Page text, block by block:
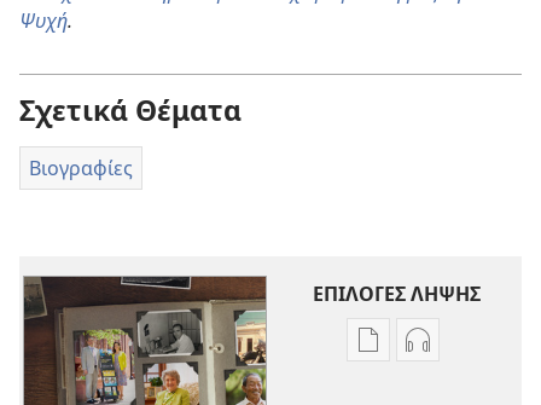
Ψυχή.
Σχετικά Θέματα
Βιογραφίες
ΕΠΙΛΟΓΕΣ ΛΗΨΗΣ
ΕπιλογέςΕπιλογές